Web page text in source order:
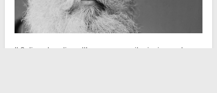
Il 2 dicembre di quell’anno nacque il principe reale